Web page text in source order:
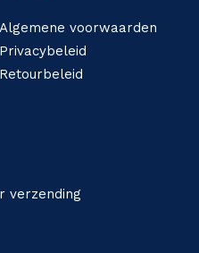
Algemene voorwaarden
Privacybeleid
Retourbeleid
verzending